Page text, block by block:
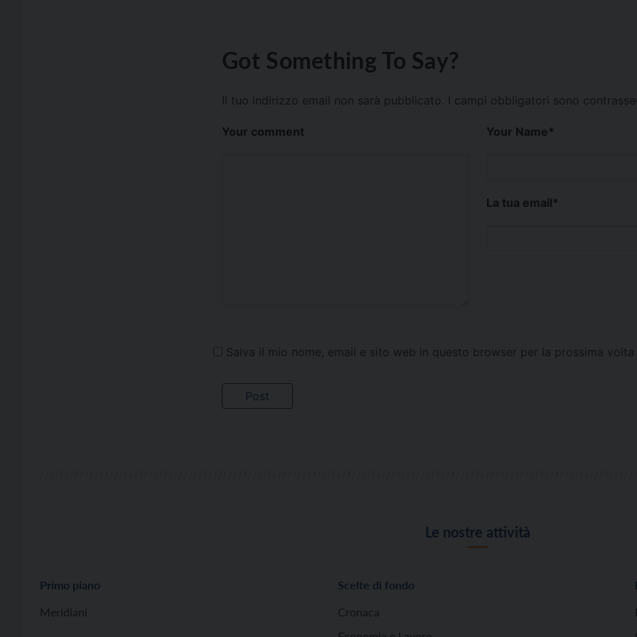
Got Something To Say?
Il tuo indirizzo email non sarà pubblicato. I campi obbligatori sono
Your comment Your Name*
La tua email*
Salva il mio nome, email e sito web in questo browser per la prossima
Le nostre attività
Primo piano
Meridiani
Scelte di fondo
Cronaca